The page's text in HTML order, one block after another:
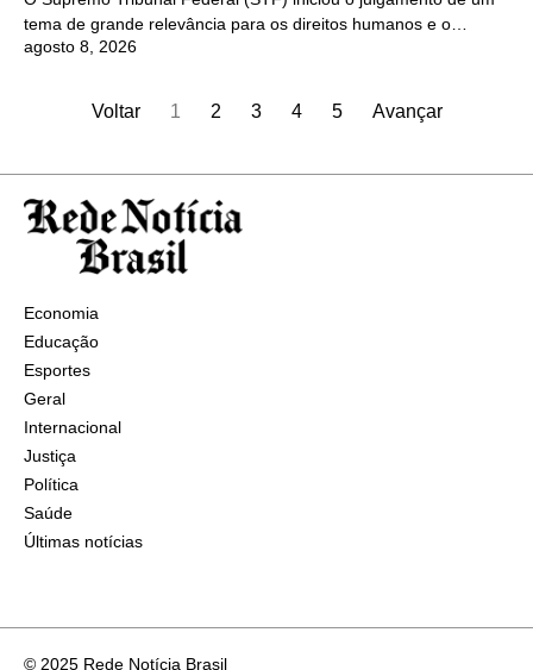
tema de grande relevância para os direitos humanos e o…
agosto 8, 2026
Voltar 1 2 3 4 5 Avançar
Economia
Educação
Esportes
Geral
Internacional
Justiça
Política
Saúde
Últimas notícias
© 2025 Rede Notícia Brasil